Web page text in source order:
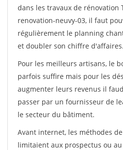
dans les travaux de rénovation
renovation-neuvy-03, il faut
régulièrement le planning
et doubler son chiffre d'affaires.
Pour les meilleurs artisans, le
parfois suffire mais pour les
augmenter leurs revenus il
passer par un fournisseur de
le secteur du bâtiment.
Avant internet, les méthodes
limitaient aux prospectus ou